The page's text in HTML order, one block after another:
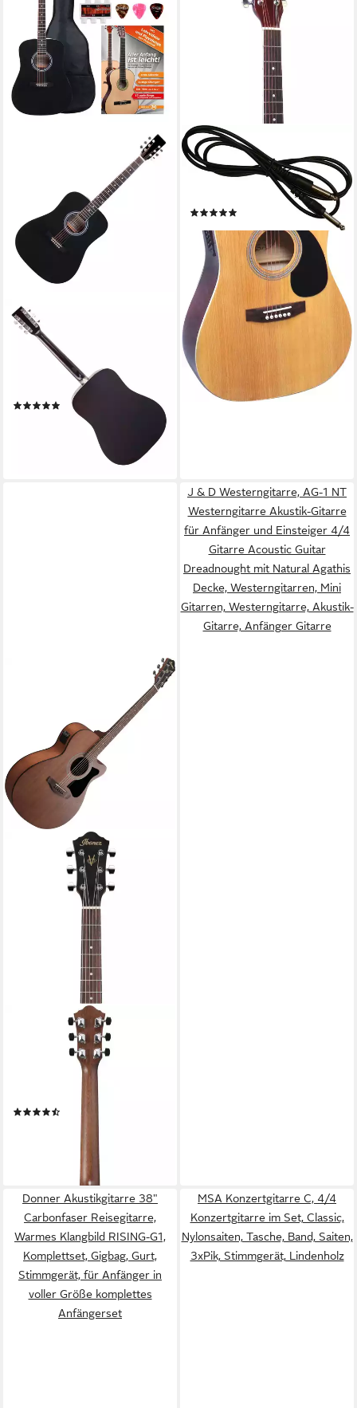
CLASSIC CANTABILE
Westerngitarre WS-10
Akustikgitarre für Anfänger &
Fortgeschrittene,
Dreadnought, Starter-Set,
Inkl. Tasche, Plektren, Ersatz-
Saiten und Stimmpfeife
(1)
lieferbar - in 2-3 Werktagen bei dir
MSA
Akustikgitarre 4/4 Western
Gitarre mit Tonabnehmer und
aktiver Elektronik - Cutaway
lieferbar - in 2-3 Werktagen bei dir
Westerngitarre VC44CE-OPN
Weathered Open Pore
Natural, Grand Concert,
Ibanez Undersaddle
Tonabnehmer mit AEQ-2T
lieferbar - in 3-4 Werktagen bei dir
J & D Westerngitarre, AG-1 NT
Westerngitarre Akustik-Gitarre
für Anfänger und Einsteiger 4/4
Gitarre Acoustic Guitar
Dreadnought mit Natural Agathis
Decke, Westerngitarren, Mini
Gitarren, Westerngitarre, Akustik-
Gitarre, Anfänger Gitarre
Donner Akustikgitarre 38"
Carbonfaser Reisegitarre,
Warmes Klangbild RISING-G1,
Komplettset, Gigbag, Gurt,
Stimmgerät, für Anfänger in
voller Größe komplettes
Anfängerset
MSA Konzertgitarre C, 4/4
Konzertgitarre im Set, Classic,
Nylonsaiten, Tasche, Band, Saiten,
3xPik, Stimmgerät, Lindenholz